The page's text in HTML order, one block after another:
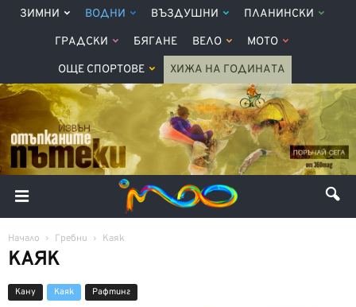
ЗИМНИ ВОДНИ ВЪЗДУШНИ ПЛАНИНСКИ
ГРАДСКИ БЯГАНЕ ВЕЛО МОТО
ОЩЕ СПОРТОВЕ ХИЖА НА ГОДИНАТА
Начало Гребни Каяк
КАЯК
Кану Каяк Рафтинг